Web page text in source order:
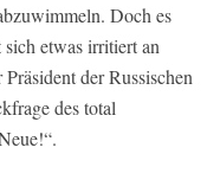
Doch es
etwas irritiert an
der Russischen
des total